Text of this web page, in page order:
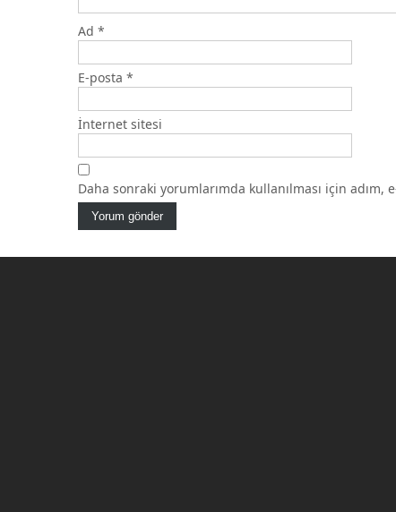
Ad *
E-posta *
İnternet sitesi
Daha sonraki yorumlarımda kullanılması için